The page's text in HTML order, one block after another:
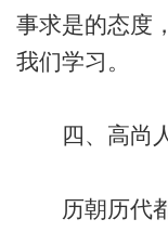
事求是的态度
我们学习。
四、高尚人
历朝历代都